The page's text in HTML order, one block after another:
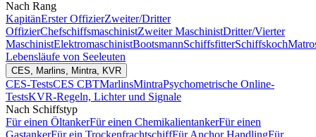
Nach Rang
KapitänErster OffizierZweiter/Dritter
OffizierChefschiffsmaschinistZweiter MaschinistDritter/Vierter
MaschinistElektromaschinistBootsmannSchiffsfitterSchiffskoch
Lebensläufe von Seeleuten
CES, Marlins, Mintra, KVR
CES-TestsCES CBTMarlinsMintraPsychometrische Online-
TestsKVR-Regeln, Lichter und Signale
Nach Schiffstyp
Für einen ÖltankerFür einen ChemikalientankerFür einen
GastankerFür ein TrockenfrachtschiffFür Anchor HandlingFür